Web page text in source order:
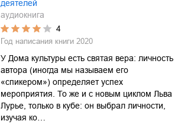
деятелей
аудиокнига
4
Год написания книги 2020
У Дома культуры есть святая вера: личность
автора (иногда мы называем его
«спикером») определяет успех
мероприятия. То же и с новым циклом Льва
Лурье, только в кубе: он выбрал личности,
изучая ко…